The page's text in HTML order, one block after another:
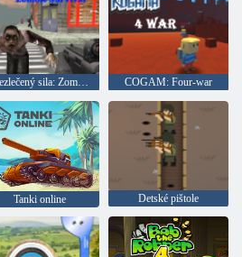
Prezlečený sila: Zombie Survival COGAM: Four-war
Tanki online Detské pištole